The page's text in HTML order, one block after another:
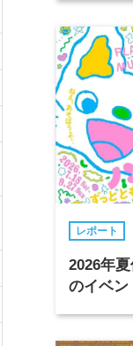
レポート
2026年
のイベン